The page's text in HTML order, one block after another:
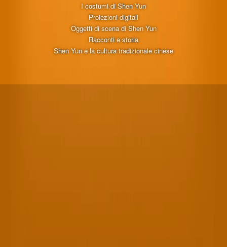
I costumi di Shen Yun
Proiezioni digitali
Oggetti di scena di Shen Yun
Racconti e storia
Shen Yun e la cultura tradizionale cinese